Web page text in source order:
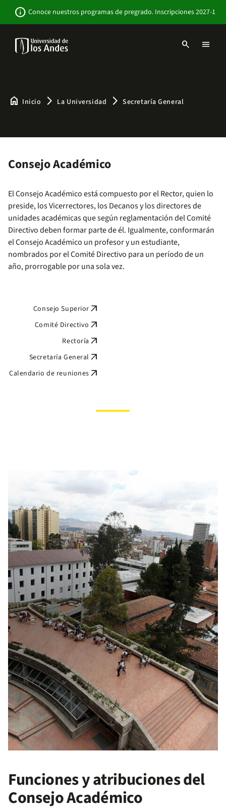
contenido
info Conoce nuestros programas de pregrado. Inscripciones 2027-1
search menu
home Inicio arrow_forward_ios La Universidad arrow_forward_ios Secretaría General
Consejo Académico
El Consejo Académico está compuesto por el Rector, quien lo
preside, los Vicerrectores, los Decanos y los directores de
unidades académicas que según reglamentación del Comité
Directivo deben formar parte de él. Igualmente, conformarán
el Consejo Académico un profesor y un estudiante,
nombrados por el Comité Directivo para un período de un
año, prorrogable por una sola vez.
Consejo Superior arrow_outward
Comité Directivo arrow_outward
Rectoría arrow_outward
Secretaría General arrow_outward
Calendario de reuniones arrow_outward
Funciones y atribuciones del
Consejo Académico